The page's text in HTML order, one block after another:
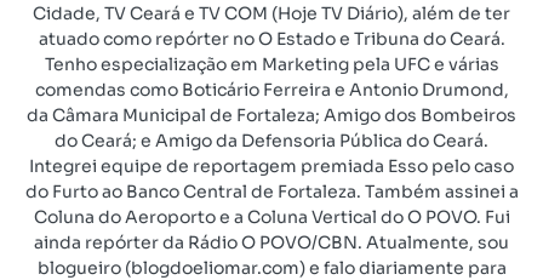
Cidade, TV Ceará e TV COM (Hoje TV Diário), além de ter
atuado como repórter no O Estado e Tribuna do Ceará.
Tenho especialização em Marketing pela UFC e várias
comendas como Boticário Ferreira e Antonio Drumond,
da Câmara Municipal de Fortaleza; Amigo dos Bombeiros
do Ceará; e Amigo da Defensoria Pública do Ceará.
Integrei equipe de reportagem premiada Esso pelo caso
do Furto ao Banco Central de Fortaleza. Também assinei a
Coluna do Aeroporto e a Coluna Vertical do O POVO. Fui
ainda repórter da Rádio O POVO/CBN. Atualmente, sou
blogueiro (blogdoeliomar.com) e falo diariamente para